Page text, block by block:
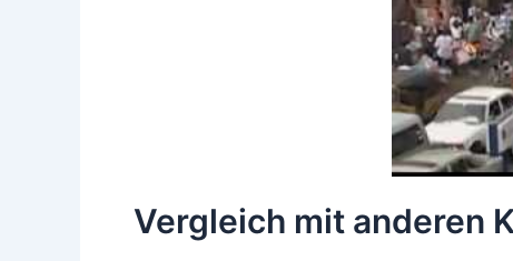
Vergleich mit anderen